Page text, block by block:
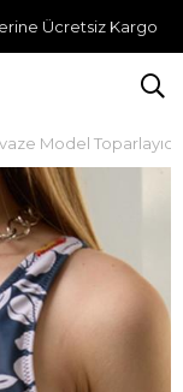
Ücretsiz Kargo
Model